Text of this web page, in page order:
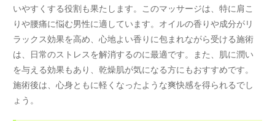
いやすくする役割も果たします。このマッサージは、特に肩こ
りや腰痛に悩む男性に適しています。オイルの香りや成分がリ
ラックス効果を高め、心地よい香りに包まれながら受ける施術
は、日常のストレスを解消するのに最適です。また、肌に潤い
を与える効果もあり、乾燥肌が気になる方にもおすすめです。
施術後は、心身ともに軽くなったような爽快感を得られるでし
ょう。